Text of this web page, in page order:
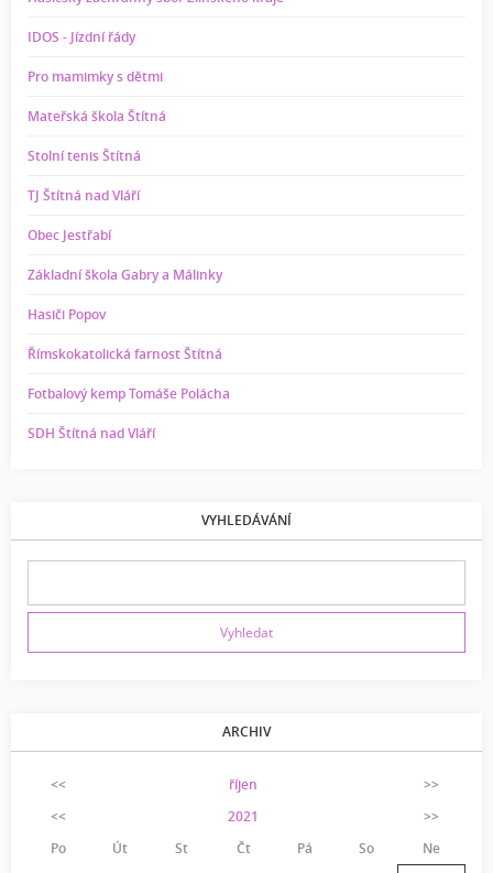
IDOS - Jízdní řády
Pro mamimky s dětmi
Mateřská škola Štítná
Stolní tenis Štítná
TJ Štítná nad Vláří
Obec Jestřabí
Základní škola Gabry a Málinky
Hasiči Popov
Římskokatolická farnost Štítná
Fotbalový kemp Tomáše Polácha
SDH Štítná nad Vláří
VYHLEDÁVÁNÍ
ARCHIV
<< říjen
>>
<<
2021
>>
Po
Út St Čt Pá So
Ne